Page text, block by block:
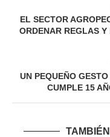
EL SECTOR
ORDENAR REGLAS
UN PEQUEÑO
CUMPLE 15